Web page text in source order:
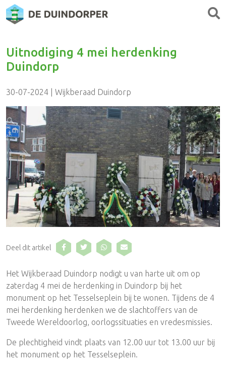
Uitnodiging 4 mei herdenking
Duindorp
30-07-2024 | Wijkberaad Duindorp
Deel dit artikel
Het Wijkberaad Duindorp nodigt u van harte uit om op
zaterdag 4 mei de herdenking in Duindorp bij het
monument op het Tesselseplein bij te wonen. Tijdens de 4
mei herdenking herdenken we de slachtoffers van de
Tweede Wereldoorlog, oorlogssituaties en vredesmissies.
De plechtigheid vindt plaats van 12.00 uur tot 13.00 uur bij
het monument op het Tesselseplein.